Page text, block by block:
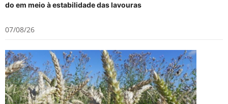
do em meio à estabilidade das lavouras
07/08/26